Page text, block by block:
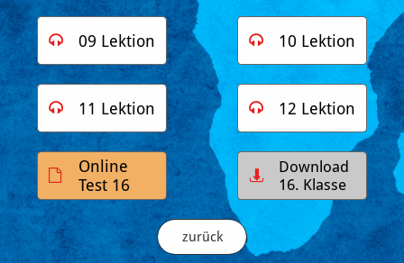
09 Lektion
 10 Lektion

11 Lektion
 12 Lektion

Online
Test 16

Download
16. Klasse

zurück